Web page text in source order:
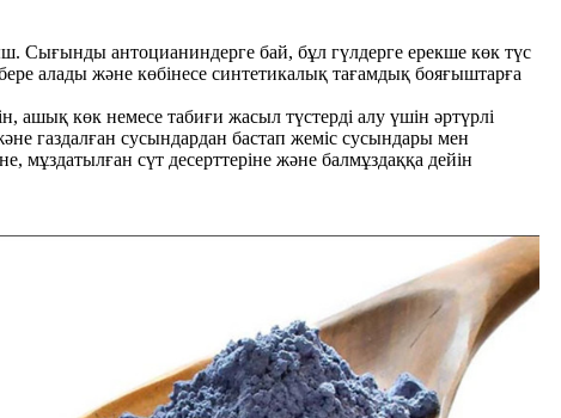
Сығынды антоцианиндерге бай, бұл гүлдерге ерекше көк түс
алады және көбінесе синтетикалық тағамдық бояғыштарға
көк немесе табиғи жасыл түстерді алу үшін әртүрлі
газдалған сусындардан бастап жеміс сусындары мен
сүт десерттеріне және балмұздаққа дейін